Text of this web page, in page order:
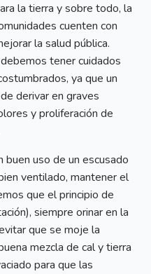
la tierra y sobre todo, la
cuenten con
la salud pública.
tener cuidados
ya que un
derivar en graves
y proliferación de
buen uso de un escusado
ventilado, mantener el
que el principio de
siempre orinar en la
que se moje la
mezcla de cal y tierra
para que las